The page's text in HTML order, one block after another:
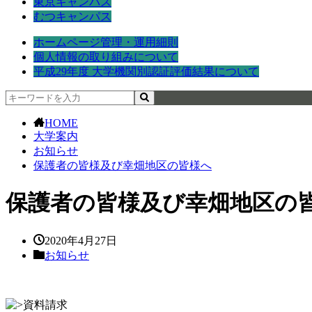
むつキャンパス
ホームページ管理・運用細則
個人情報の取り組みについて
平成29年度 大学機関別認証評価結果について
HOME
大学案内
お知らせ
保護者の皆様及び幸畑地区の皆様へ
保護者の皆様及び幸畑地区の
2020年4月27日
お知らせ